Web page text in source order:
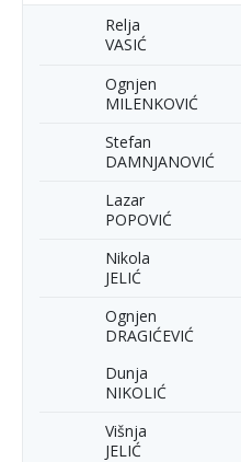
Relja
VASIĆ
Ognjen
MILENKOVIĆ
Stefan
DAMNJANOVIĆ
Lazar
POPOVIĆ
Nikola
JELIĆ
Ognjen
DRAGIĆEVIĆ
Dunja
NIKOLIĆ
Višnja
JELIĆ